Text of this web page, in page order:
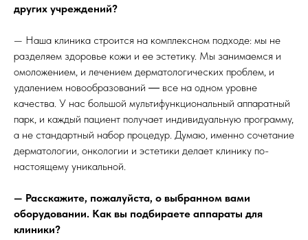
других учреждений?
— Наша клиника строится на комплексном подходе: мы не
разделяем здоровье кожи и ее эстетику. Мы занимаемся и
омоложением, и лечением дерматологических проблем, и
удалением новообразований ― все на одном уровне
качества. У нас большой мультифункциональный аппаратный
парк, и каждый пациент получает индивидуальную программу,
а не стандартный набор процедур. Думаю, именно сочетание
дерматологии, онкологии и эстетики делает клинику по-
настоящему уникальной.
— Расскажите, пожалуйста, о выбранном вами
оборудовании. Как вы подбираете аппараты для
клиники?